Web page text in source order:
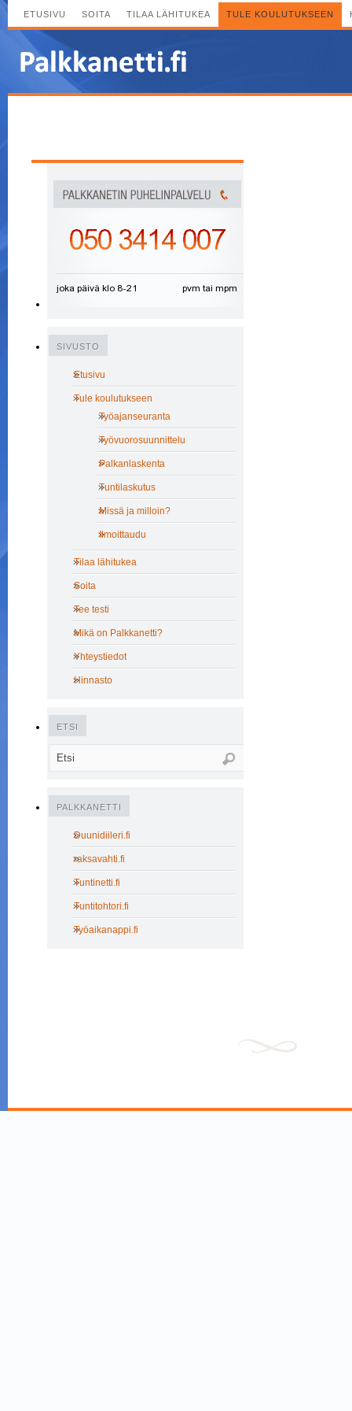
ETUSIVU SOITA TILAA LÄHITUKEA TULE KOULUTUKSEEN
SIVUSTO
Etusivu
Tule koulutukseen
Työajanseuranta
Työvuorosuunnittelu
Palkanlaskenta
Tuntilaskutus
Missä ja milloin?
Ilmoittaudu
Tilaa lähitukea
Soita
Tee testi
Mikä on Palkkanetti?
Yhteystiedot
Hinnasto
ETSI
PALKKANETTI
Duunidiileri.fi
raksavahti.fi
Tuntinetti.fi
Tuntitohtori.fi
Työaikanappi.fi